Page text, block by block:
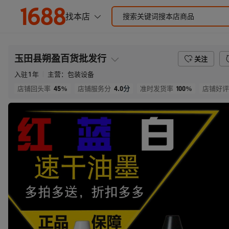
玉田县朔盈百货批发行
关注
入驻1年 主营： 包装设备
店铺回头率 45% 店铺服务分 4.0分 准时发货率 100% 店铺好